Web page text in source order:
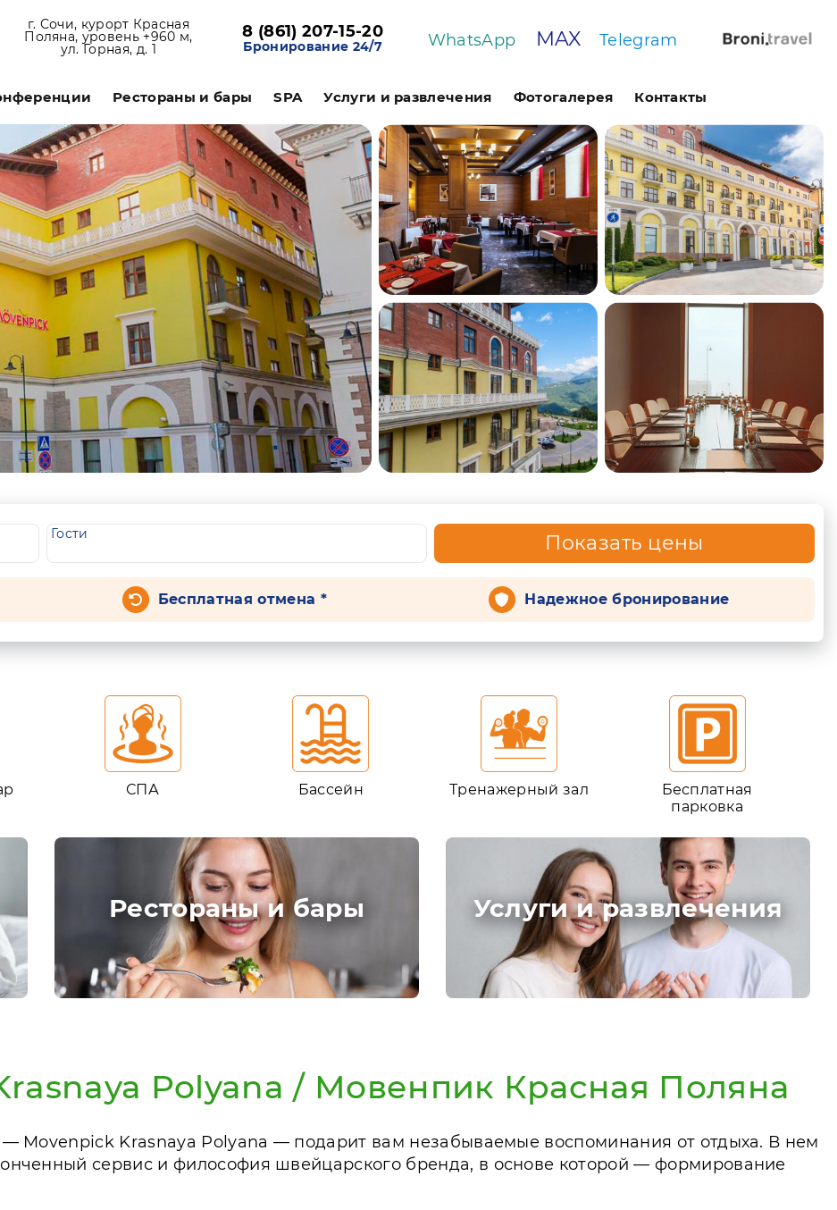
г. Сочи, курорт Красная
Поляна, уровень +960 м,
ул. Горная, д. 1
8 (861) 207-15-20
Бронирование 24/7 WhatsApp MAX Telegram
Рестораны и бары SPA Услуги и развлечения Фотогалерея Контакты
Гости Показать цены
Бесплатная отмена * Надежное бронирование
СПА Бассейн Тренажерный зал
Бесплатная
парковка
Рестораны и бары Услуги и развлечения
Polyana / Мовенпик Красная Поляна
Movenpick Krasnaya Polyana — подарит вам незабываемые воспоминания от отдыха. В нем
сервис и философия швейцарского бренда, в основе которой — формирование